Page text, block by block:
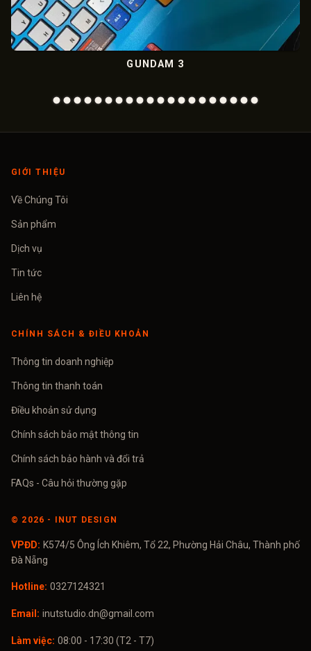
GIỚI THIỆU
Về Chúng Tôi
Sản phẩm
Dịch vụ
Tin tức
Liên hệ
CHÍNH SÁCH & ĐIỀU KHOẢN
Thông tin doanh nghiệp
Thông tin thanh toán
Điều khoản sử dụng
Chính sách bảo mật thông tin
Chính sách bảo hành và đổi trả
FAQs - Câu hỏi thường gặp
© 2026 - INUT DESIGN
VPĐD: K574/5 Ông Ích Khiêm, Tổ 22, Phường Hải Châu, Thành phố
Đà Nẵng
Hotline: 0327124321
Email: inutstudio.dn@gmail.com
Làm việc: 08:00 - 17:30 (T2 - T7)